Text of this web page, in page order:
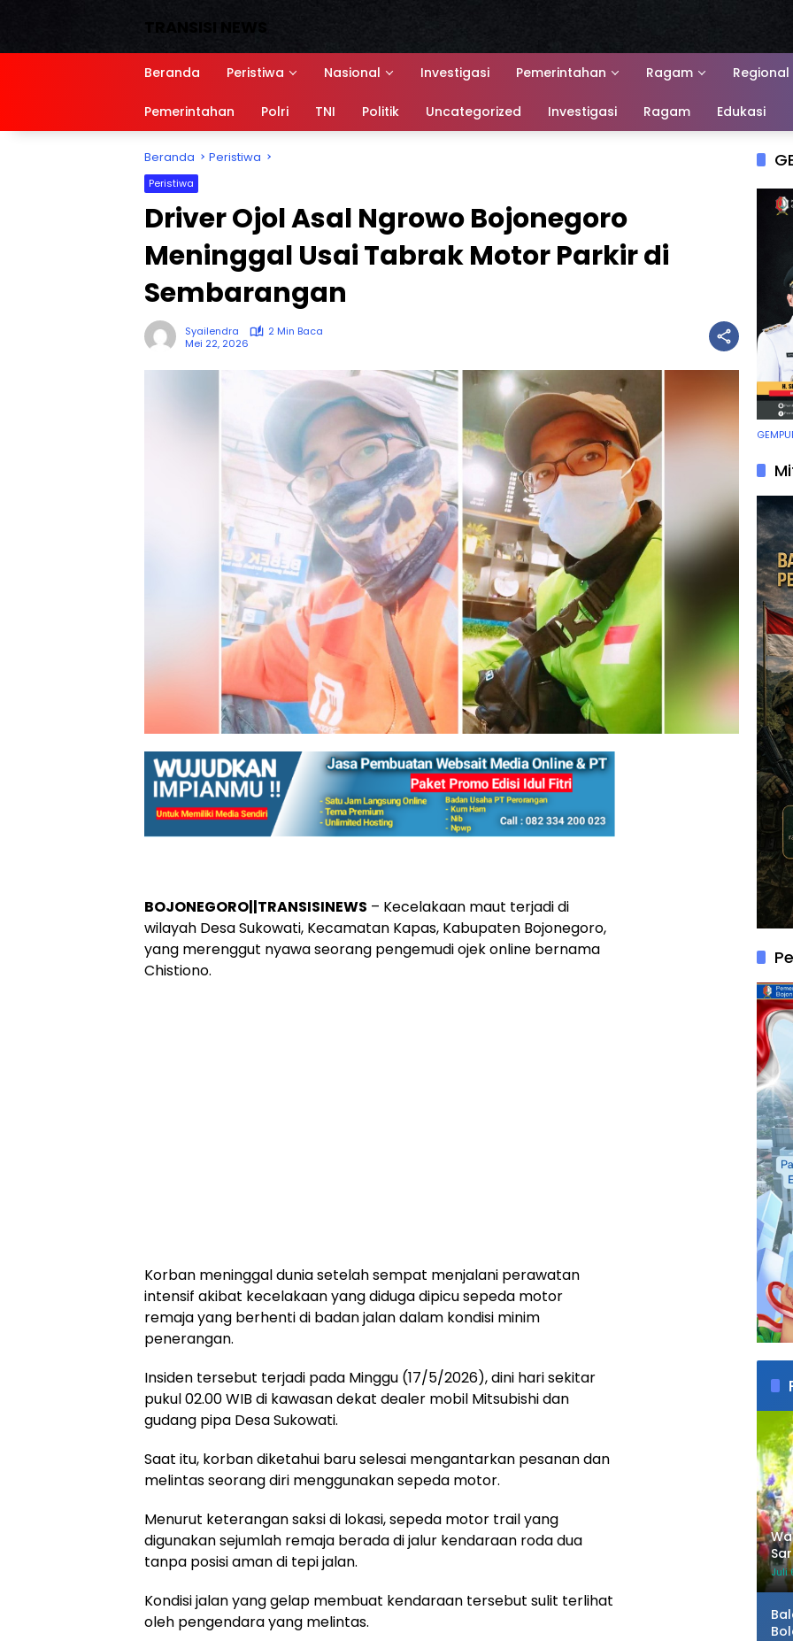
TRANSISI NEWS
Siber,
referensi
Beranda Peristiwa Nasional Investigasi Pemerintahan Ragam Regional
Pemerintahan Polri TNI Politik Uncategorized Investigasi Ragam Edukasi
Beranda Peristiwa
Peristiwa
Driver Ojol Asal Ngrowo Bojonegoro
Meninggal Usai Tabrak Motor Parkir di
Sembarangan
Syailendra
2 Min Baca
Mei 22, 2026
BOJONEGORO||TRANSISINEWS – Kecelakaan maut terjadi di
wilayah Desa Sukowati, Kecamatan Kapas, Kabupaten Bojonegoro,
yang merenggut nyawa seorang pengemudi ojek online bernama
Chistiono.
Korban meninggal dunia setelah sempat menjalani perawatan
intensif akibat kecelakaan yang diduga dipicu sepeda motor
remaja yang berhenti di badan jalan dalam kondisi minim
penerangan.
Insiden tersebut terjadi pada Minggu (17/5/2026), dini hari sekitar
pukul 02.00 WIB di kawasan dekat dealer mobil Mitsubishi dan
gudang pipa Desa Sukowati.
Saat itu, korban diketahui baru selesai mengantarkan pesanan dan
melintas seorang diri menggunakan sepeda motor.
Menurut keterangan saksi di lokasi, sepeda motor trail yang
digunakan sejumlah remaja berada di jalur kendaraan roda dua
tanpa posisi aman di tepi jalan.
Kondisi jalan yang gelap membuat kendaraan tersebut sulit terlihat
oleh pengendara yang melintas.
Juli